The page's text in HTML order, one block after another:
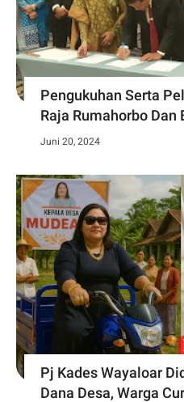
Pengukuhan Serta
Raja Rumahorbo Dan
Juni 20, 2024
Pj Kades Wayaloar
Dana Desa, Warga